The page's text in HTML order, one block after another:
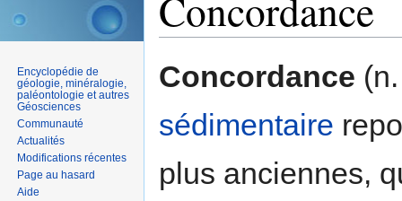
Concordance
sédimentaire
plus anciennes,
Encyclopédie de
géologie, minéralogie,
paléontologie et autres
Géosciences
Communauté
Actualités
Modifications récentes
Page au hasard
Aide